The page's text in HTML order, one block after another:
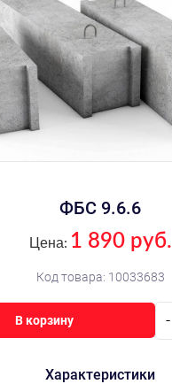
ФБС 9.6.6
Код товара: 10033683
Цена: 1 890 руб.
Характеристики
-
В корзину